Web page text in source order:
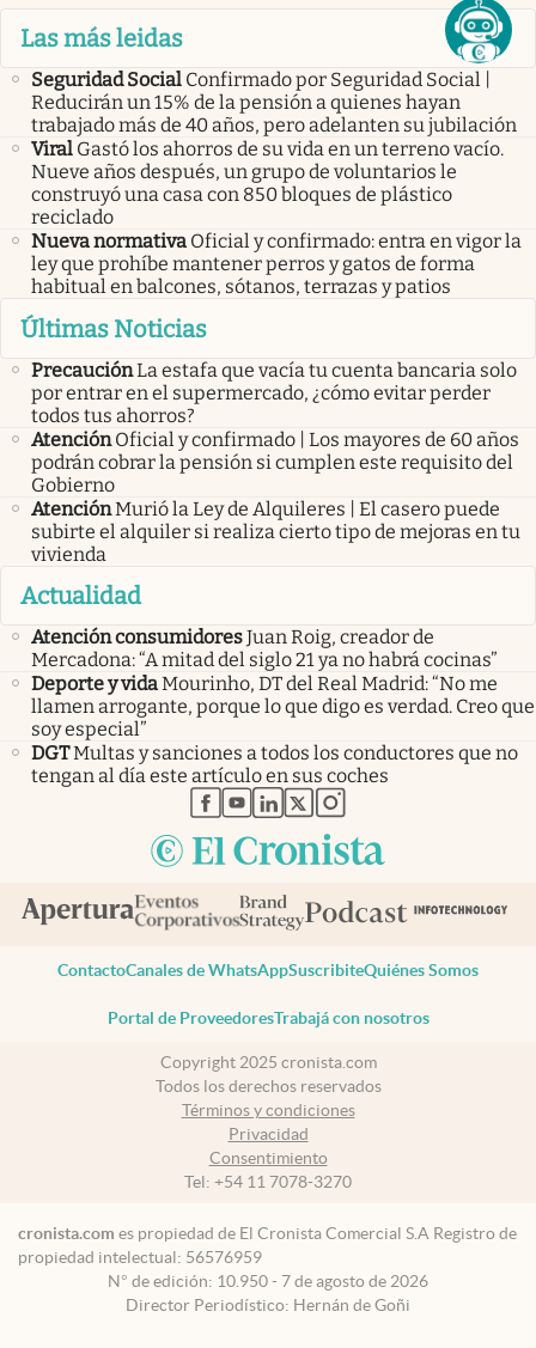
Las más leidas
Seguridad Social Confirmado por Seguridad Social |
Reducirán un 15% de la pensión a quienes hayan
trabajado más de 40 años, pero adelanten su jubilación
Viral Gastó los ahorros de su vida en un terreno vacío.
Nueve años después, un grupo de voluntarios le
construyó una casa con 850 bloques de plástico
reciclado
Nueva normativa Oficial y confirmado: entra en vigor la
ley que prohíbe mantener perros y gatos de forma
habitual en balcones, sótanos, terrazas y patios
Últimas Noticias
PrecauciónLa estafa que vacía tu cuenta bancaria solo
por entrar en el supermercado, ¿cómo evitar perder
todos tus ahorros?
Atención Oficial y confirmado | Los mayores de 60 años
podrán cobrar la pensión si cumplen este requisito del
Gobierno
AtenciónMurió la Ley de Alquileres | El casero puede
subirte el alquiler si realiza cierto tipo de mejoras en tu
vivienda
Actualidad
Atención consumidoresJuan Roig, creador de
Mercadona: “A mitad del siglo 21 ya no habrá cocinas”
Deporte y vidaMourinho, DT del Real Madrid: “No me
llamen arrogante, porque lo que digo es verdad. Creo que
soy especial”
DGTMultas y sanciones a todos los conductores que no
tengan al día este artículo en sus coches
abre en nueva pestaña
abre en nueva pestaña
abre en nueva pestaña
abre en nueva pestaña
abre en nueva pestaña
ContactoCanales de WhatsAppSuscribiteQuiénes Somos
Portal de ProveedoresTrabajá con nosotros
Copyright 2025 cronista.com
Todos los derechos reservados
Términos y condiciones
Privacidad
Consentimiento
Tel: +54 11 7078-3270
cronista.com es propiedad de El Cronista Comercial S.A Registro de
propiedad intelectual: 56576959
N° de edición: 10.950 - 7 de agosto de 2026
Director Periodístico: Hernán de Goñi